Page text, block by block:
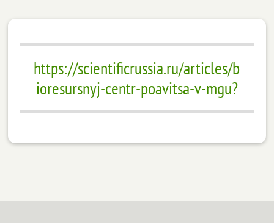
https://scientificrussia.ru/articles/b
ioresursnyj-centr-poavitsa-v-mgu?